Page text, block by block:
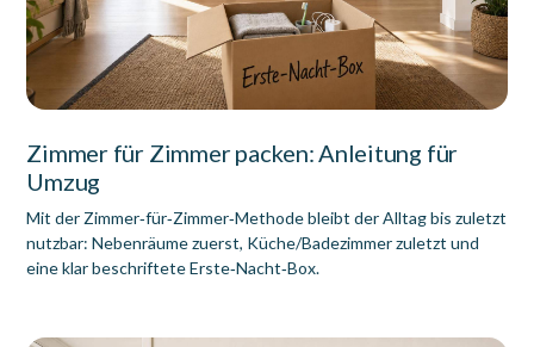
Zimmer für Zimmer packen: Anleitung für
Umzug
Mit der Zimmer‑für‑Zimmer‑Methode bleibt der Alltag bis zuletzt
nutzbar: Nebenräume zuerst, Küche/Badezimmer zuletzt und
eine klar beschriftete Erste‑Nacht‑Box.